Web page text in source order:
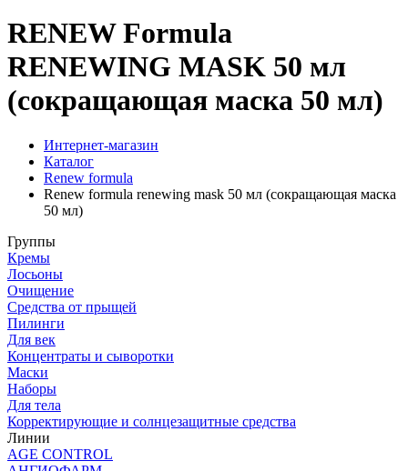
RENEW Formula
RENEWING MASK 50 мл
(сокращающая маска 50 мл)
Интернет-магазин
Каталог
Renew formula
Renew formula renewing mask 50 мл (сокращающая маска
50 мл)
Группы
Кремы
Лосьоны
Очищение
Средства от прыщей
Пилинги
Для век
Концентраты и сыворотки
Маски
Наборы
Для тела
Корректирующие и солнцезащитные средства
Линии
AGE CONTROL